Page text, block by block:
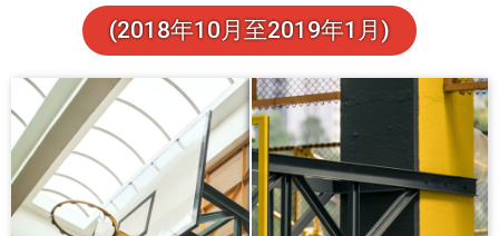
(2018年10月至2019年1月)